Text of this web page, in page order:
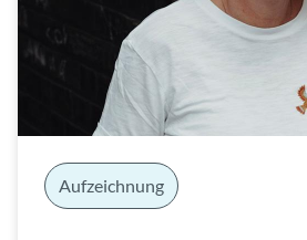
Aufzeichnung